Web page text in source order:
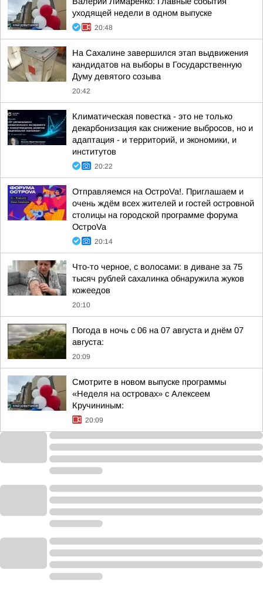
уходящей недели в одном выпуске
20:48
На Сахалине завершился этап выдвижения
кандидатов на выборы в Государственную
Думу девятого созыва
20:42
Климатическая повестка - это не только
декарбонизация как снижение выбросов, но и
адаптация - и территорий, и экономики, и
институтов
20:22
Отправляемся на ОстроVa!. Приглашаем и
очень ждём всех жителей и гостей островной
столицы на городской программе форума
ОстроVa
20:14
Что-то черное, с волосами: в диване за 75
тысяч рублей сахалинка обнаружила жуков
кожеедов
20:10
Погода в ночь с 06 на 07 августа и днём 07
августа:
20:09
Смотрите в новом выпуске программы
«Неделя на островах» с Алексеем
Кручининым:
20:09